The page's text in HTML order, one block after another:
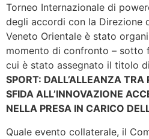
Torneo Internazionale di
degli accordi con la Direzione
Veneto Orientale è stato
momento di confronto – sotto
cui è stato assegnato il titolo di
SPORT: DALL’ALLEANZA TRA
SFIDA ALL’INNOVAZIONE
NELLA PRESA IN CARICO
Quale evento collaterale, il